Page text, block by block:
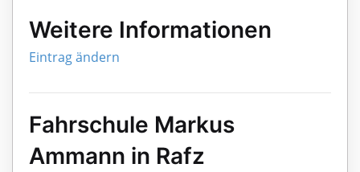
Weitere Informationen
Eintrag ändern
Fahrschule Markus
Ammann in Rafz